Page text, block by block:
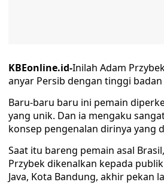
KBEonline.id-Inilah Adam
anyar Persib dengan tinggi badan
Baru-baru baru ini pemain
yang unik. Dan ia mengaku
konsep pengenalan dirinya yang
Saat itu bareng pemain asal
Przybek dikenalkan kepada
Java, Kota Bandung, akhir pekan